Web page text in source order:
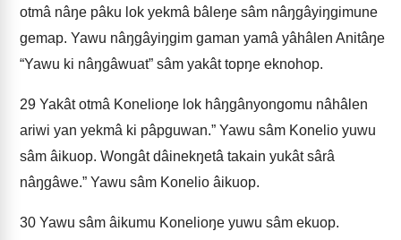
otmâ nâŋe pâku lok yekmâ bâleŋe sâm nâŋgâyiŋgimune
gemap. Yawu nâŋgâyiŋgim gaman yamâ yâhâlen Anitâŋe
“Yawu ki nâŋgâwuat” sâm yakât topŋe eknohop.
29 Yakât otmâ Konelioŋe lok hâŋgânyongomu nâhâlen
ariwi yan yekmâ ki pâpguwan.” Yawu sâm Konelio yuwu
sâm âikuop. Wongât dâinekŋetâ takain yukât sârâ
nâŋgâwe.” Yawu sâm Konelio âikuop.
30 Yawu sâm âikumu Konelioŋe yuwu sâm ekuop.